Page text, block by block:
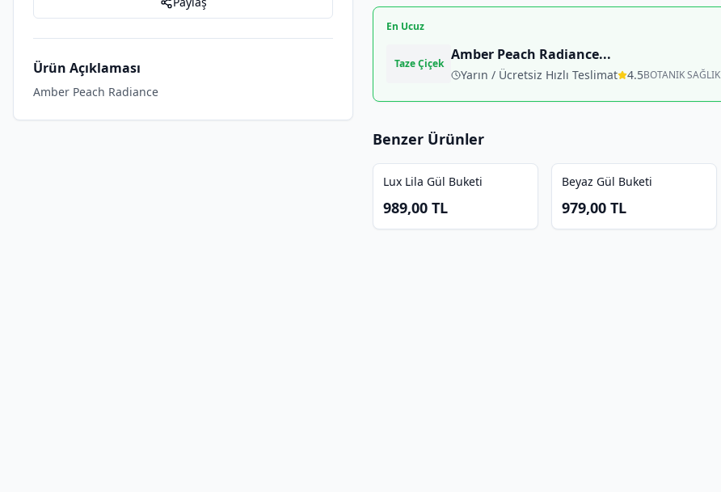
Ürün Açıklaması
Amber Peach Radiance
En Ucuz
Taze Çiçek
Amber Peach Radiance...
Yarın / Ücretsiz Hızlı Teslimat 4.5BOTANIK SAĞLIK
Benzer Ürünler
Lux Lila Gül Buketi
989,00 TL
Beyaz Gül Buketi
979,00TL